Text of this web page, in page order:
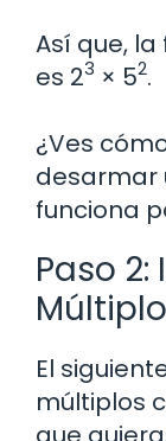
Así que,
es 23 × 52.
¿Ves
desarmar
funciona
Paso
El
múltiplos